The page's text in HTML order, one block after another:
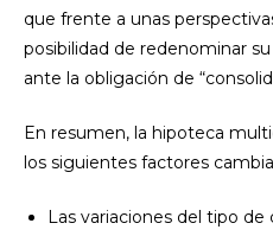
que frente a unas
posibilidad de redenominar
ante la obligación de
En resumen, la hipoteca
los siguientes factores
Las variaciones del tipo de